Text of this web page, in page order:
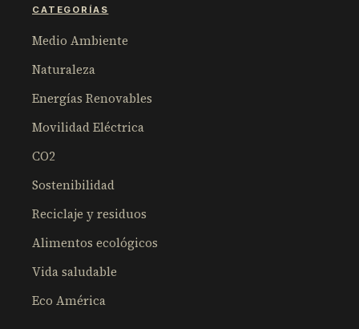
CATEGORÍAS
Medio Ambiente
Naturaleza
Energías Renovables
Movilidad Eléctrica
CO2
Sostenibilidad
Reciclaje y residuos
Alimentos ecológicos
Vida saludable
Eco América